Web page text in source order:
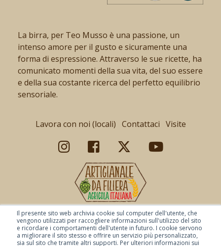
Il presente sito web archivia cookie sul computer dell'utente, che
vengono utilizzati per raccogliere informazioni sull'utilizzo del sito
e ricordare i comportamenti dell'utente in futuro. I cookie servono
a migliorare il sito stesso e offrire un servizio più personalizzato,
sia sul sito che tramite altri supporti. Per ulteriori informazioni sui
La birra, per Teo Musso è una passione, un
intenso amore per il gusto e sicuramente una
forma di espressione. Attraverso le sue ricette, ha
comunicato momenti della sua vita, del suo essere
e della sua costante ricerca del perfetto equilibrio
sensoriale.
Lavora con noi (locali) Contattaci Visite